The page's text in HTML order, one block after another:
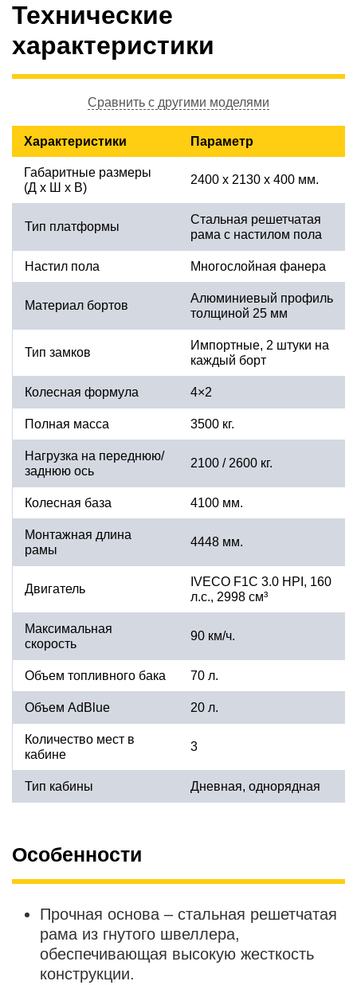
Технические
характеристики
Сравнить с другими моделями
Характеристики Параметр
Габаритные размеры
(Д х Ш х В)
2400 х 2130 х 400 мм.
Тип платформы
Стальная решетчатая
рама с настилом пола
Настил пола Многослойная фанера
Материал бортов
Алюминиевый профиль
толщиной 25 мм
Тип замков
Импортные, 2 штуки на
каждый борт
Колесная формула 4×2
Полная масса 3500 кг.
Нагрузка на переднюю/
заднюю ось
2100 / 2600 кг.
Колесная база 4100 мм.
Монтажная длина
рамы
4448 мм.
Двигатель
IVECO F1C 3.0 HPI, 160
л.с., 2998 см³
Максимальная
скорость
90 км/ч.
Объем топливного бака 70 л.
Объем AdBlue 20 л.
Количество мест в
кабине
3
Тип кабины Дневная, однорядная
Особенности
Прочная основа – стальная решетчатая
рама из гнутого швеллера,
обеспечивающая высокую жесткость
конструкции.